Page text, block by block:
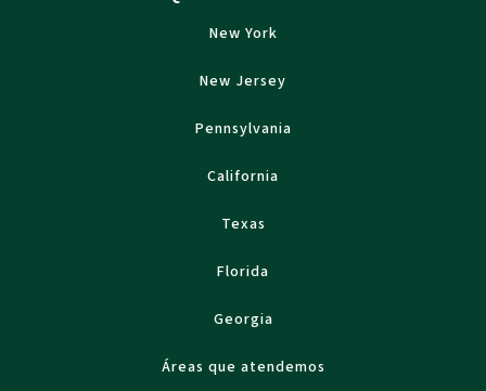
New York
New Jersey
Pennsylvania
California
Texas
Florida
Georgia
Áreas que atendemos